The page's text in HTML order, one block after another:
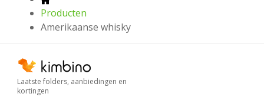
Producten
Amerikaanse whisky
Laatste folders, aanbiedingen en
kortingen